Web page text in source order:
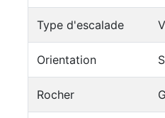
Type d'escalade
Orientation
Rocher